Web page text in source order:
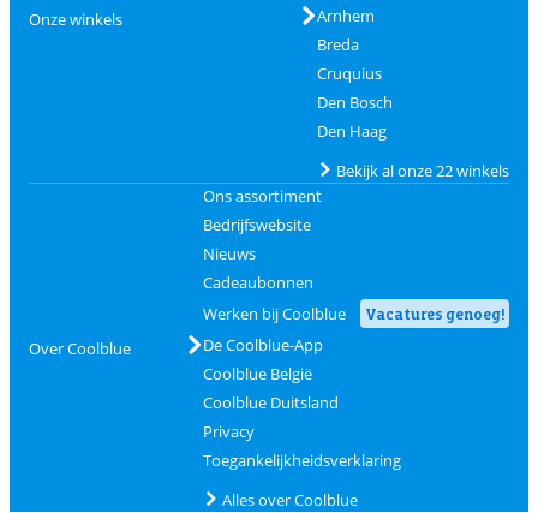
Onze winkels
Arnhem
Breda
Cruquius
Den Bosch
Den Haag
Bekijk al onze 22 winkels
Over Coolblue
Ons assortiment
Bedrijfswebsite
Nieuws
Cadeaubonnen
Werken bij Coolblue
Vacatures genoeg!
De Coolblue-App
Coolblue België
Coolblue Duitsland
Privacy
Toegankelijkheidsverklaring
Alles over Coolblue